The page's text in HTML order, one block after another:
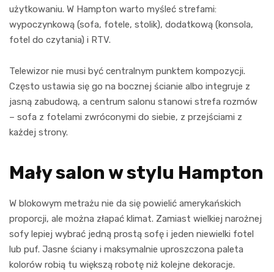
użytkowaniu. W Hampton warto myśleć strefami:
wypoczynkową (sofa, fotele, stolik), dodatkową (konsola,
fotel do czytania) i RTV.
Telewizor nie musi być centralnym punktem kompozycji.
Często ustawia się go na bocznej ścianie albo integruje z
jasną zabudową, a centrum salonu stanowi strefa rozmów
– sofa z fotelami zwróconymi do siebie, z przejściami z
każdej strony.
Mały salon w stylu Hampton
W blokowym metrażu nie da się powielić amerykańskich
proporcji, ale można złapać klimat. Zamiast wielkiej narożnej
sofy lepiej wybrać jedną prostą sofę i jeden niewielki fotel
lub puf. Jasne ściany i maksymalnie uproszczona paleta
kolorów robią tu większą robotę niż kolejne dekoracje.